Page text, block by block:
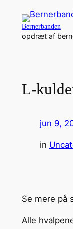
indhold
Bernerbanden
opdræt af
L-
jun 9,
in
Se mere på
Alle